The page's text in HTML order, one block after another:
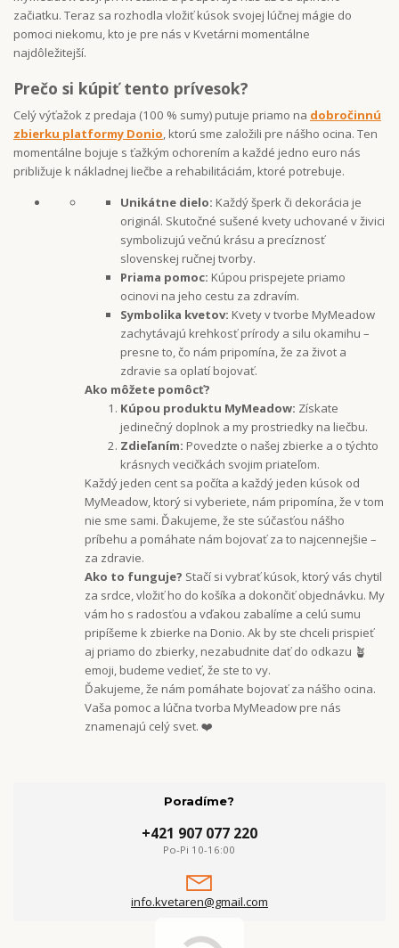
začiatku. Teraz sa rozhodla vložiť kúsok svojej lúčnej mágie do
pomoci niekomu, kto je pre nás v Kvetárni momentálne
najdôležitejší.
Prečo si kúpiť tento prívesok?
Celý výťažok z predaja (100 % sumy) putuje priamo na dobročinnú
zbierku platformy Donio, ktorú sme založili pre nášho ocina. Ten
momentálne bojuje s ťažkým ochorením a každé jedno euro nás
približuje k nákladnej liečbe a rehabilitáciám, ktoré potrebuje.
Unikátne dielo: Každý šperk či dekorácia je
originál. Skutočné sušené kvety uchované v živici
symbolizujú večnú krásu a precíznosť
slovenskej ručnej tvorby.
Priama pomoc: Kúpou prispejete priamo
ocinovi na jeho cestu za zdravím.
Symbolika kvetov: Kvety v tvorbe MyMeadow
zachytávajú krehkosť prírody a silu okamihu –
presne to, čo nám pripomína, že za život a
zdravie sa oplatí bojovať.
Ako môžete pomôcť?
Kúpou produktu MyMeadow: Získate
jedinečný doplnok a my prostriedky na liečbu.
Zdieľaním: Povedzte o našej zbierke a o týchto
krásnych vecičkách svojim priateľom.
Každý jeden cent sa počíta a každý jeden kúsok od
MyMeadow, ktorý si vyberiete, nám pripomína, že v tom
nie sme sami. Ďakujeme, že ste súčasťou nášho
príbehu a pomáhate nám bojovať za to najcennejšie –
za zdravie.
Ako to funguje? Stačí si vybrať kúsok, ktorý vás chytil
za srdce, vložiť ho do košíka a dokončiť objednávku. My
vám ho s radosťou a vďakou zabalíme a celú sumu
pripíšeme k zbierke na Donio. Ak by ste chceli prispieť
aj priamo do zbierky, nezabudnite dať do odkazu 🪴
emoji, budeme vedieť, že ste to vy.
Ďakujeme, že nám pomáhate bojovať za nášho ocina.
Vaša pomoc a lúčna tvorba MyMeadow pre nás
znamenajú celý svet. ❤️
Poradíme?
+421 907 077 220
Po-Pi 10-16:00
info.kvetaren@gmail.com